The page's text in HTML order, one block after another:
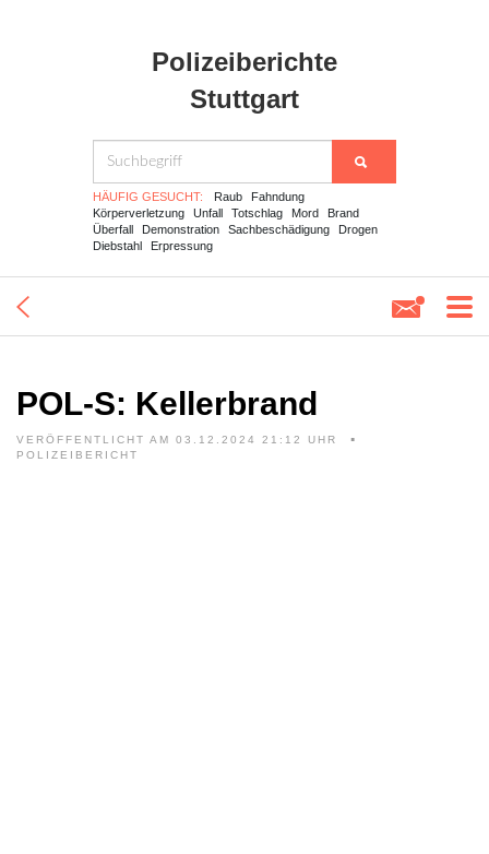
Polizeiberichte
Stuttgart
HÄUFIG GESUCHT: Raub
Fahndung
Körperverletzung
Unfall Totschlag Mord
Brand
Überfall
Demonstration Sachbeschädigung
Drogen
Diebstahl
Erpressung
POL-S: Kellerbrand
VERÖFFENTLICHT AM 03.12.2024 21:12 UHR
POLIZEIBERICHT